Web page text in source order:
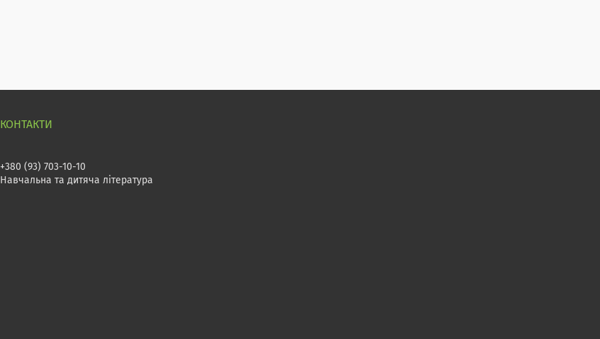
+380 (93) 703-10-10
Навчальна та дитяча література